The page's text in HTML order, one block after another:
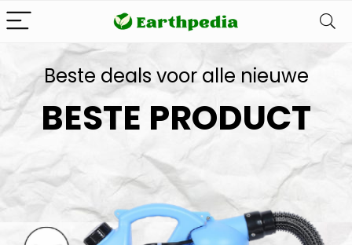
Beste deals voor alle nieuwe
BESTE PRODUCT